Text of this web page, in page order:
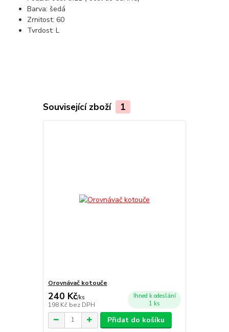
Barva: šedá
Zrnitost: 60
Tvrdost: L
Související zboží 1
Orovnávač kotouče
240 Kč/ks
198 Kč bez DPH
Ihned k odeslání
1 ks
Přidat do košíku